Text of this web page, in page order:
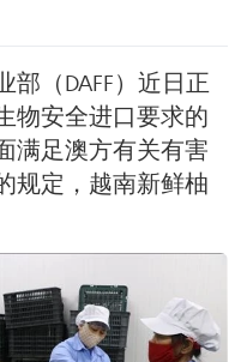
（DAFF）近日正
物安全进口要求的
满足澳方有关有害
规定，越南新鲜柚